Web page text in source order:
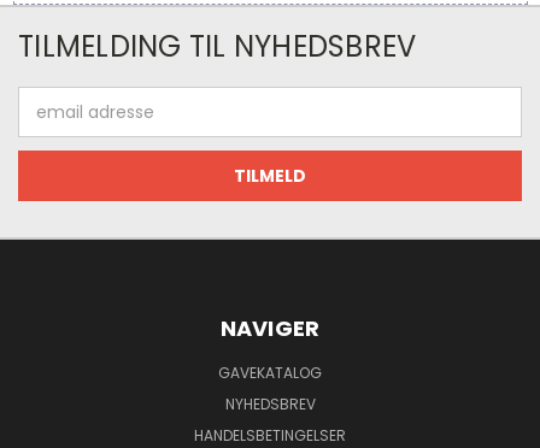
TILMELDING TIL NYHEDSBREV
adresse
NAVIGER
GAVEKATALOG
NYHEDSBREV
HANDELSBETINGELSER